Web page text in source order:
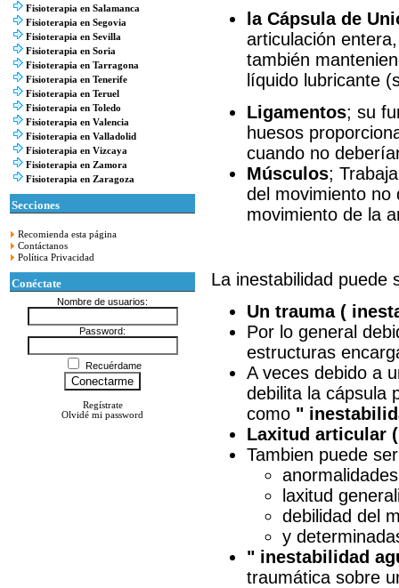
Fisioterapia en Salamanca
Fisioterapia en Segovia
Fisioterapia en Sevilla
Fisioterapia en Soria
Fisioterapia en Tarragona
Fisioterapia en Tenerife
Fisioterapia en Teruel
Fisioterapia en Toledo
Fisioterapia en Valencia
Fisioterapia en Valladolid
Fisioterapia en Vizcaya
Fisioterapia en Zamora
Fisioterapia en Zaragoza
Secciones
Recomienda esta página
Contáctanos
Política Privacidad
Conéctate
Nombre de usuarios:
Password:
Recuérdame
Regístrate
Olvidé mi password
la Cápsula de
articulación
también
líquido lubricante
Ligamentos; su
huesos
cuando no
Músculos;
del movimiento no
movimiento de la
La inestabilidad puede
Un trauma (
Por lo general
estructuras
A veces debido a
debilita la cápsula
como "
Laxitud articular
Tambien puede
laxitud
debilidad del
y
" inestabilidad
traumática sobre